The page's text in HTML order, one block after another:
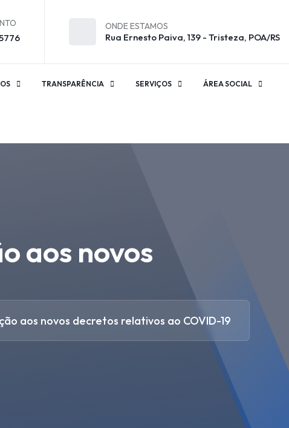
ONDE ESTAMOS
Rua Ernesto Paiva, 139 - Tristeza, POA/RS
TRANSPARÊNCIA SERVIÇOS ÁREA SOCIAL
aos novos
aos novos decretos relativos ao COVID-19